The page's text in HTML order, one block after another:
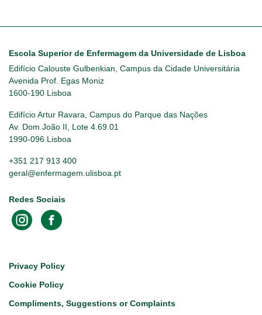
Escola Superior de Enfermagem da Universidade de Lisboa
Edifício Calouste Gulbenkian, Campus da Cidade Universitária
Avenida Prof. Egas Moniz
1600-190 Lisboa
Edifício Artur Ravara, Campus do Parque das Nações
Av. Dom João II, Lote 4.69.01
1990-096 Lisboa
+351 217 913 400
geral@enfermagem.ulisboa.pt
Redes Sociais
Footer
Privacy Policy
Cookie Policy
Compliments, Suggestions or Complaints